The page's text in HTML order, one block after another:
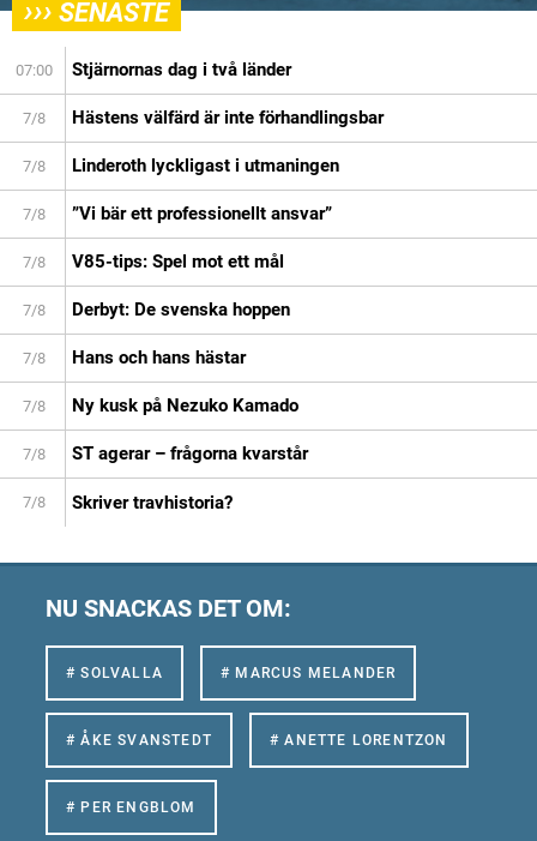
››› SENASTE
07:00 Stjärnornas dag i två länder
7/8 Hästens välfärd är inte förhandlingsbar
7/8 Linderoth lyckligast i utmaningen
7/8 ”Vi bär ett professionellt ansvar”
7/8 V85-tips: Spel mot ett mål
7/8 Derbyt: De svenska hoppen
7/8 Hans och hans hästar
7/8 Ny kusk på Nezuko Kamado
7/8 ST agerar – frågorna kvarstår
7/8 Skriver travhistoria?
NU SNACKAS DET OM:
# SOLVALLA # MARCUS MELANDER
# ÅKE SVANSTEDT # ANETTE LORENTZON
# PER ENGBLOM